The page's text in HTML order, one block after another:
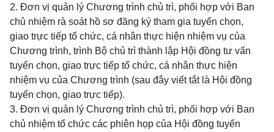
2. Đơn vị quản lý Chương trình chủ trì, phối hợp với Ban
chủ nhiệm rà soát hồ sơ đăng ký tham gia tuyển chọn,
giao trực tiếp tổ chức, cá nhân thực hiện nhiệm vụ của
Chương trình, trình Bộ chủ trì thành lập Hội đồng tư vấn
tuyển chọn, giao trực tiếp tổ chức, cá nhân thực hiện
nhiệm vụ của Chương trình (sau đây viết tắt là Hội đồng
tuyển chọn, giao trực tiếp).
3. Đơn vị quản lý Chương trình chủ trì, phối hợp với Ban
chủ nhiệm tổ chức các phiên họp của Hội đồng tuyển